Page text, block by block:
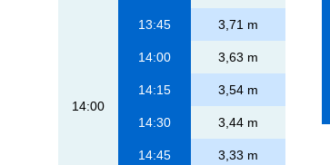
13:45 3,71 m
14:00
14:00 3,63 m
14:15 3,54 m
14:30 3,44 m
14:45 3,33 m